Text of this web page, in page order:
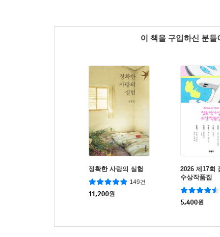
이 책을 구입하신 분
정확한 사랑의 실험
149건
11,200원
2026 제17회
수상작품집
5,400원